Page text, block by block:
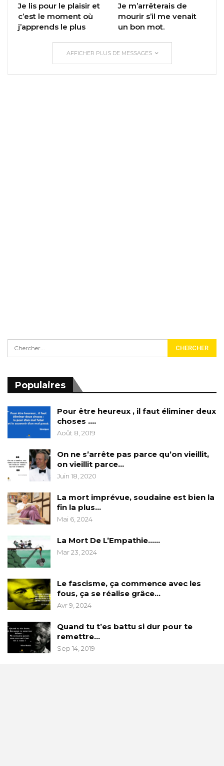
Je lis pour le plaisir et
c’est le moment où
j’apprends le plus
Je m’arrêterais de
mourir s’il me venait
un bon mot.
AFFICHER PLUS DE MESSAGES
Populaires
Pour être heureux , il faut éliminer deux
choses ….
Août 8, 2019
On ne s’arrête pas parce qu’on vieillit,
on vieillit parce…
Juin 18, 2020
La mort imprévue, soudaine est bien la
fin la plus…
Mai 6, 2024
La Mort De L’Empathie……
Mar 23, 2024
Le fascisme, ça commence avec les
fous, ça se réalise grâce…
Avr 9, 2024
Quand tu t’es battu si dur pour te
remettre…
Sep 14, 2019